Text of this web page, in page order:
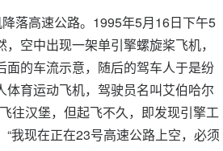
落高速公路。1995年5月16日下午5
空中出现一架单引擎螺旋桨飞机，
的车流示意，随后的驾车人于是纷
育运动飞机，驾驶员名叫艾伯哈尔
往汉堡，但起飞不久，即发现引擎工
我现在正在23号高速公路上空，必须